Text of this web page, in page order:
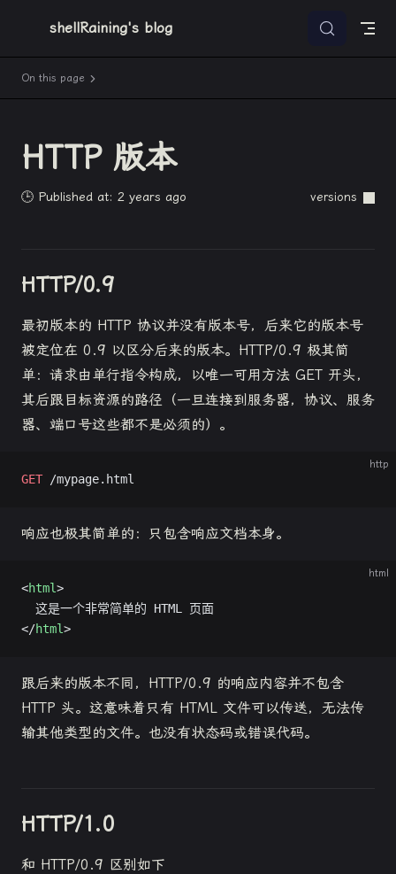
Skip to content
shellRaining's blog
On this page
HTTP 版本
🕒 Published at: 2 years ago versions
HTTP/0.9
最初版本的 HTTP 协议并没有版本号，后来它的版本号
被定位在 0.9 以区分后来的版本。HTTP/0.9 极其简
单：请求由单行指令构成，以唯一可用方法 GET 开头，
其后跟目标资源的路径（一旦连接到服务器，协议、服务
器、端口号这些都不是必须的）。
http
GET /mypage.html
响应也极其简单的：只包含响应文档本身。
html
<html>
  这是一个非常简单的 HTML 页面
</html>
跟后来的版本不同，HTTP/0.9 的响应内容并不包含
HTTP 头。这意味着只有 HTML 文件可以传送，无法传
输其他类型的文件。也没有状态码或错误代码。
HTTP/1.0
和 HTTP/0.9 区别如下